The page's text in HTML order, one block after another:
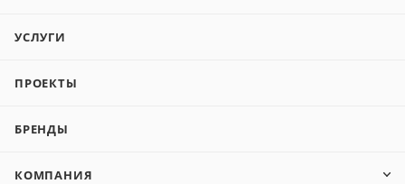
УСЛУГИ
ПРОЕКТЫ
БРЕНДЫ
КОМПАНИЯ